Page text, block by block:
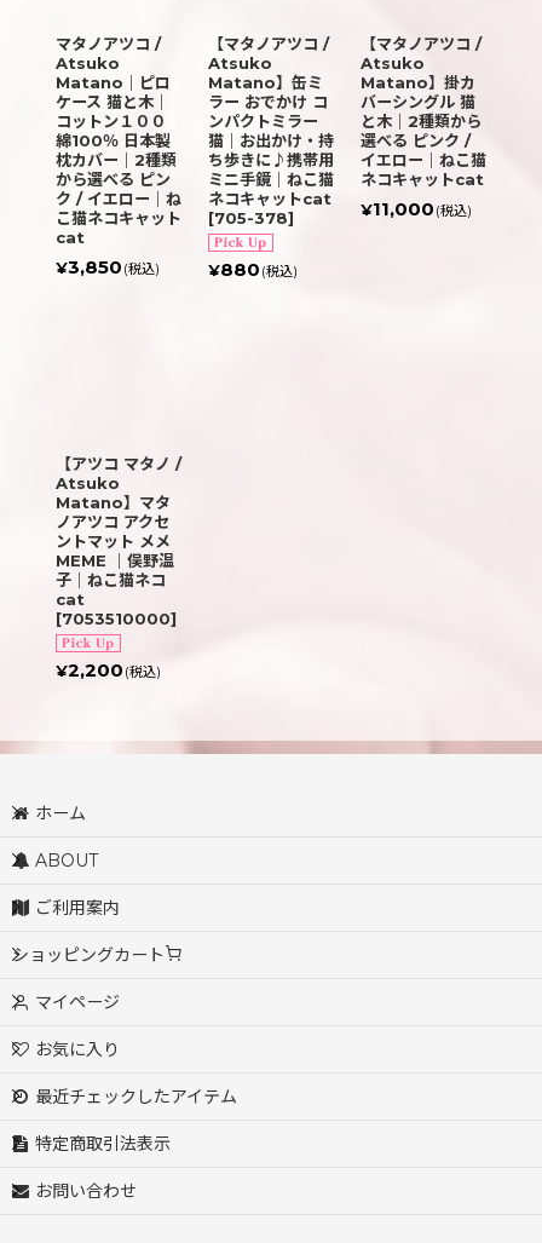
マタノアツコ /
Atsuko
Matano｜ピロ
ケース 猫と木｜
コットン１００
綿100％ 日本製
枕カバー｜2種類
から選べる ピン
ク / イエロー｜ね
こ猫ネコキャット
cat
¥3,850 (税込)
【マタノアツコ /
Atsuko
Matano】缶ミ
ラー おでかけ コ
ンパクトミラー
猫｜お出かけ・持
ち歩きに♪携帯用
ミニ手鏡｜ねこ猫
ネコキャットcat
[705-378]
¥880 (税込)
【マタノアツコ /
Atsuko
Matano】掛カ
バーシングル 猫
と木｜2種類から
選べる ピンク /
イエロー｜ねこ猫
ネコキャットcat
¥11,000 (税込)
【アツコ マタノ /
Atsuko
Matano】マタ
ノアツコ アクセ
ントマット メメ
MEME ｜俣野温
子｜ねこ猫ネコ
cat
[7053510000]
¥2,200 (税込)
ホーム
ABOUT
ご利用案内
ショッピングカート
マイページ
お気に入り
最近チェックしたアイテム
特定商取引法表示
お問い合わせ